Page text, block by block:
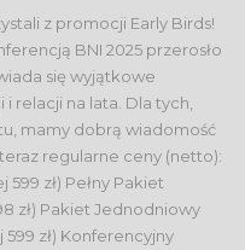
z promocji Early Birds!
BNI 2025 przerosło
się wyjątkowe
relacji na lata. Dla tych,
mamy dobrą wiadomość
regularne ceny (netto):
599 zł) Pełny Pakiet
zł) Pakiet Jednodniowy
zł) Konferencyjny